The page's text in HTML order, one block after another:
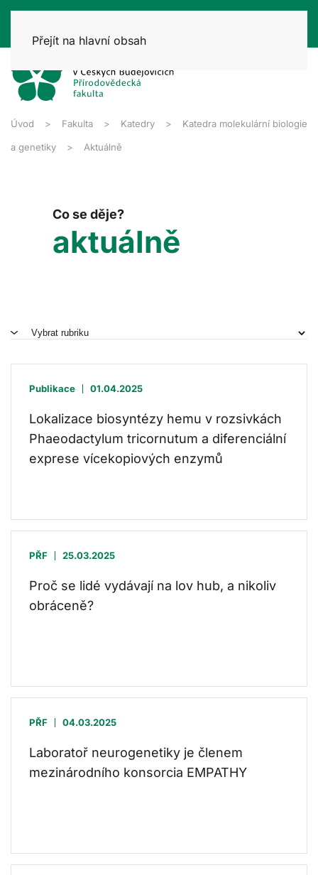
Přejít na hlavní obsah
Úvod Fakulta Katedry Katedra molekulární biologie
a genetiky Aktuálně
Co se děje?
aktuálně
Publikace 01.04.2025
Lokalizace biosyntézy hemu v rozsivkách
Phaeodactylum tricornutum a diferenciální
exprese vícekopiových enzymů
PŘF 25.03.2025
Proč se lidé vydávají na lov hub, a nikoliv
obráceně?
PŘF 04.03.2025
Laboratoř neurogenetiky je členem
mezinárodního konsorcia EMPATHY